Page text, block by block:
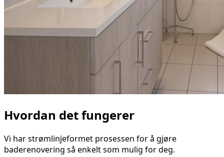
Hvordan det fungerer
Vi har strømlinjeformet prosessen for å gjøre
baderenovering så enkelt som mulig for deg.